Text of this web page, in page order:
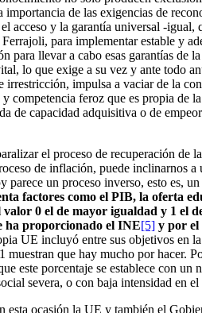
de las exigencias de
acceso y la garantía universal -
para implementar estable y
para llevar a cabo esas garantías de
lo que exige a su vez y ante todo
impulsa a vaciar de la
competencia feroz que es propia de
de capacidad adquisitiva o de
el proceso de recuperación de
de inflación, puede inclinarnos
un proceso inverso, esto es,
factores como el PIB, la oferta
0 el de mayor igualdad y 1 el
ha proporcionado el INE[5] y por el
UE incluyó entre sus objetivos en
que hay mucho por hacer.
este porcentaje se establece con
severa, o con baja intensidad en
ocasión la UE y también el